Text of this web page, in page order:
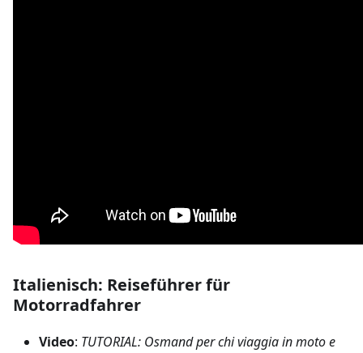
Italienisch: Reiseführer für
Motorradfahrer
Video: TUTORIAL: Osmand per chi viaggia in moto e